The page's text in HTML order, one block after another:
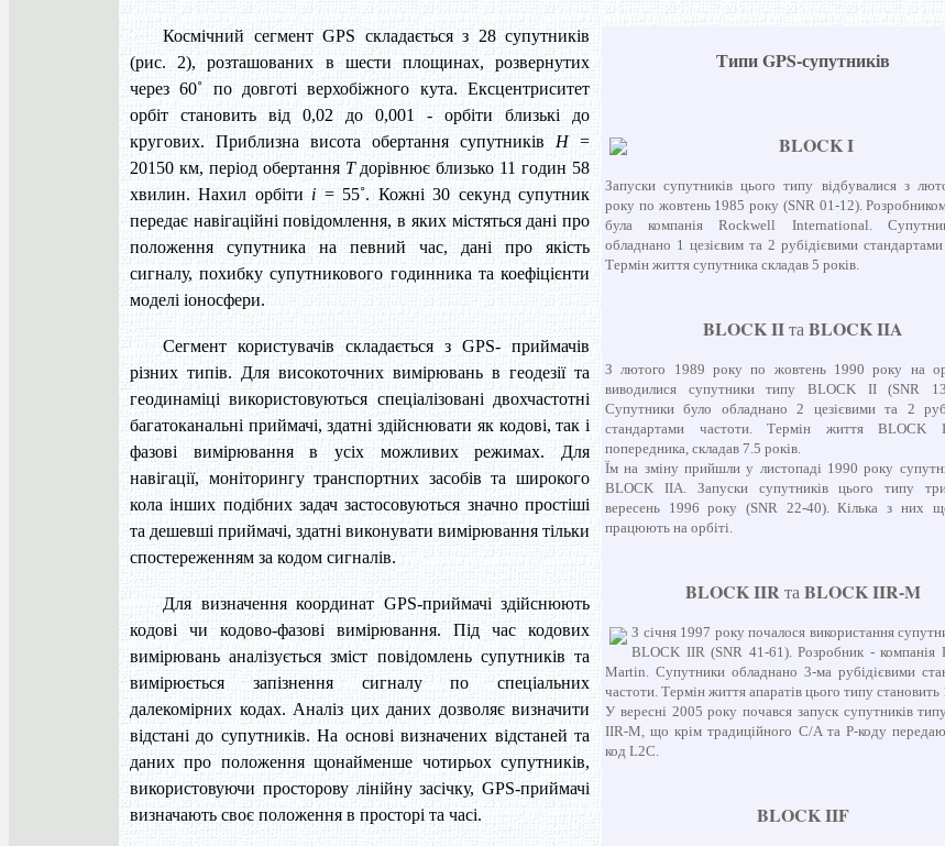
Типи GPS-супутників
BLOCK I
Запуски супутників цього типу відбувалися з
року по жовтень 1985 року (SNR 01-12).
була компанія Rockwell International.
обладнано 1 цезієвим та 2 рубідієвими
Термін життя супутника складав 5 років.
BLOCK IIта BLOCK IIA
З лютого 1989 року по жовтень 1990 року на
виводилися супутники типу BLOCK II (SNR
Супутники було обладнано 2 цезієвими та 2
стандартами частоти. Термін життя
попередника, складав 7.5 років.
Їм на зміну прийшли у листопаді 1990 року
BLOCK IIA. Запуски супутників цього типу
вересень 1996 року (SNR 22-40). Кілька з них
працюють на орбіті.
BLOCK IIRта BLOCK IIR-M
З січня 1997 року почалося використання
BLOCK IIR (SNR 41-61). Розробник - компанія
Martin. Супутники обладнано 3-ма рубідієвими
частоти. Термін життя апаратів цього типу становить
У вересні 2005 року почався запуск супутників
IIR-M, що крім традиційного C/A та P-коду
код L2C.
BLOCK IIF
Космічний сегмент GPS складається з 28 супутників
(рис. 2), розташованих в шести площинах, розвернутих
через 60˚ по довготі верхобіжного кута. Ексцентриситет
орбіт становить від 0,02 до 0,001 - орбіти близькі до
кругових. Приблизна висота обертання супутників H=
20150 км, період обертання Tдорівнює близько 11 годин 58
хвилин. Нахил орбіти i = 55˚. Кожні 30 секунд супутник
передає навігаційні повідомлення, в яких містяться дані про
положення супутника на певний час, дані про якість
сигналу, похибку супутникового годинника та коефіцієнти
моделі іоносфери.
Сегмент користувачів складається з GPS- приймачів
різних типів. Для високоточних вимірювань в геодезії та
геодинаміці використовуються спеціалізовані двохчастотні
багатоканальні приймачі, здатні здійснювати як кодові, так і
фазові вимірювання в усіх можливих режимах. Для
навігації, моніторингу транспортних засобів та широкого
кола інших подібних задач застосовуються значно простіші
та дешевші приймачі, здатні виконувати вимірювання тільки
спостереженням за кодом сигналів.
Для визначення координат GPS-приймачі здійснюють
кодові чи кодово-фазові вимірювання. Під час кодових
вимірювань аналізується зміст повідомлень супутників та
вимірюється запізнення сигналу по спеціальних
далекомірних кодах. Аналіз цих даних дозволяє визначити
відстані до супутників. На основі визначених відстаней та
даних про положення щонайменше чотирьох супутників,
використовуючи просторову лінійну засічку, GPS-приймачі
визначають своє положення в просторі та часі.